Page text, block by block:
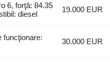
6, forţă: 84.35
diesel
19.000 EUR
funcţionare:
30.000 EUR